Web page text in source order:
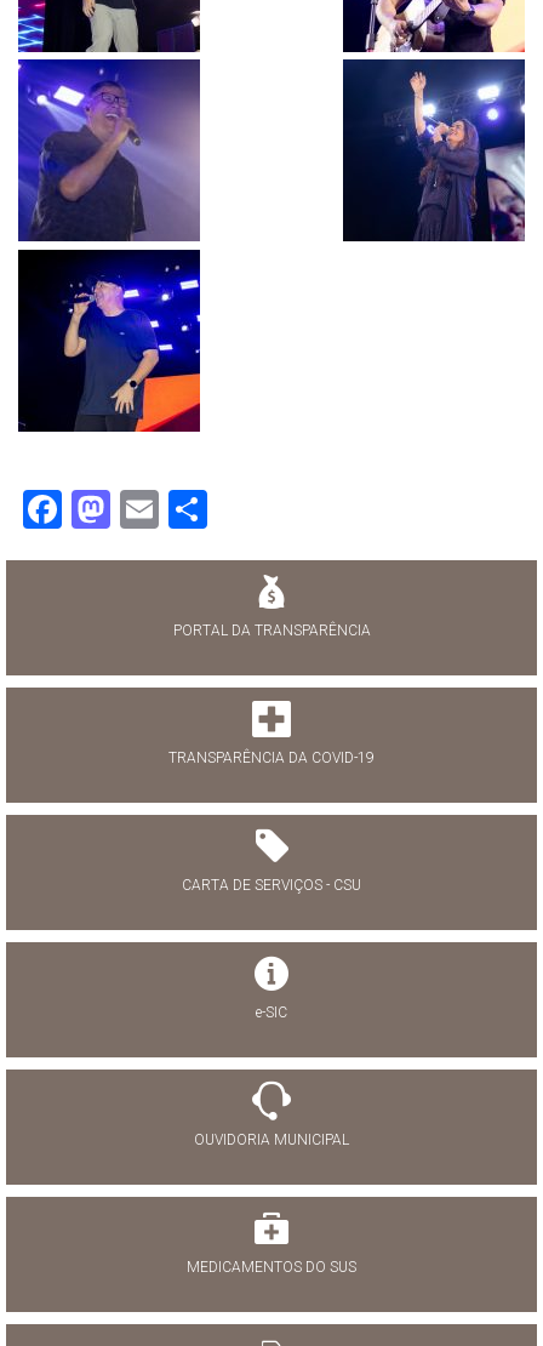
Facebook
Mastodon
Email
PORTAL DA TRANSPARÊNCIA
TRANSPARÊNCIA DA COVID-19
CARTA DE SERVIÇOS - CSU
e-SIC
OUVIDORIA MUNICIPAL
MEDICAMENTOS DO SUS